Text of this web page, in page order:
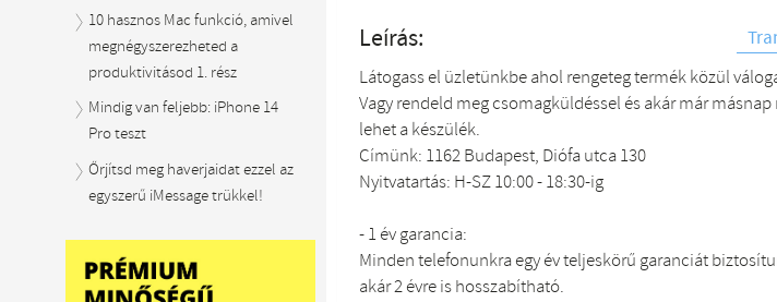
Leírás:
Látogass el üzletünkbe ahol rengeteg termék közül
Vagy rendeld meg csomagküldéssel és akár már másnap
lehet a készülék.
Címünk: 1162 Budapest, Diófa utca 130
Nyitvatartás: H-SZ 10:00 - 18:30-ig
- 1 év garancia:
Minden telefonunkra egy év teljeskörű garanciát
akár 2 évre is hosszabítható.
10 hasznos Mac funkció, amivel
megnégyszerezheted a
produktivitásod 1. rész
Mindig van feljebb: iPhone 14
Pro teszt
Őrjítsd meg haverjaidat ezzel az
egyszerű iMessage trükkel!